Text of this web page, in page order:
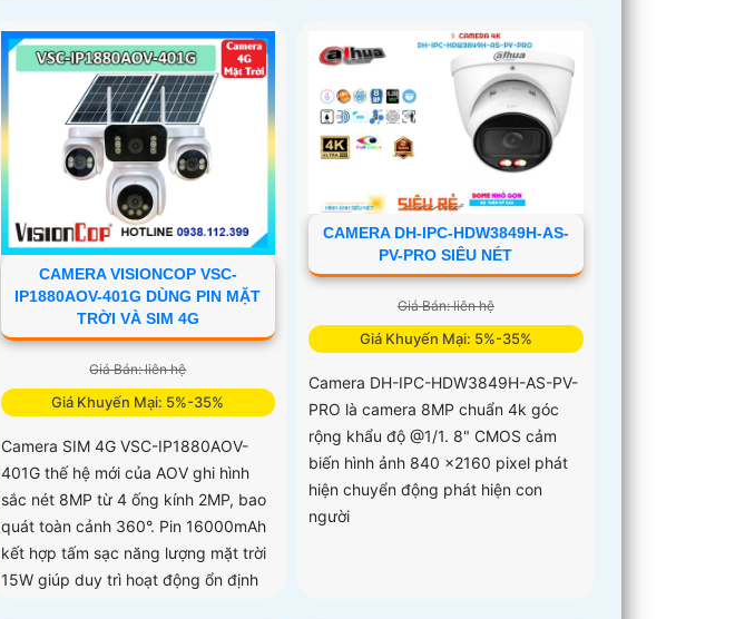
CAMERA VISIONCOP VSC-
IP1880AOV-401G DÙNG PIN MẶT
TRỜI VÀ SIM 4G
Giá Bán: liên hệ
Giá Khuyến Mại: 5%-35%
Camera SIM 4G VSC-IP1880AOV-
401G thế hệ mới của AOV ghi hình
sắc nét 8MP từ 4 ống kính 2MP, bao
quát toàn cảnh 360°. Pin 16000mAh
kết hợp tấm sạc năng lượng mặt trời
15W giúp duy trì hoạt động ổn định
CAMERA DH-IPC-HDW3849H-AS-
PV-PRO SIÊU NÉT
Giá Bán: liên hệ
Giá Khuyến Mại: 5%-35%
Camera DH-IPC-HDW3849H-AS-PV-
PRO là camera 8MP chuẩn 4k góc
rộng khẩu độ @1/1. 8" CMOS cảm
biến hình ảnh 840 ×2160 pixel phát
hiện chuyển động phát hiện con
người